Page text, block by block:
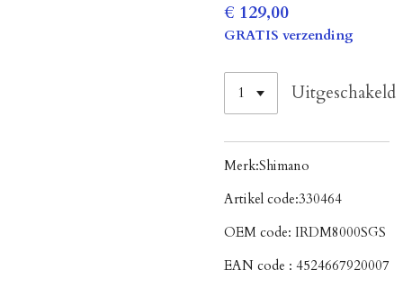
€ 129,00
GRATIS verzending
Uitgeschakeld
Merk:Shimano
Artikel code:330464
OEM code: IRDM8000SGS
EAN code : 4524667920007